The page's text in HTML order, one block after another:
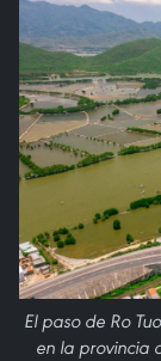
El paso de Ro
en la provincia